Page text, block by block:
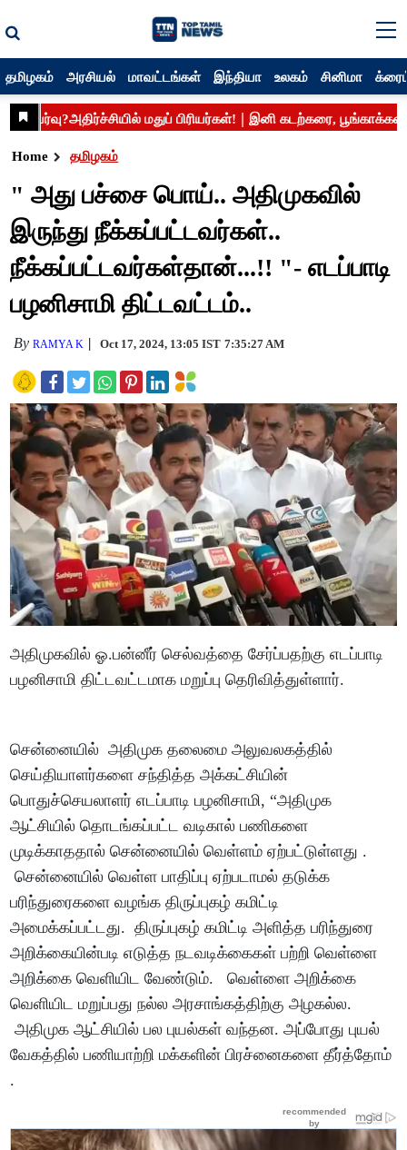
தமிழகம் அரசியல் மாவட்டங்கள் இந்தியா உலகம் சினிமா
Home தமிழகம்
" அது பச்சை பொய்.. அதிமுகவில்
இருந்து நீக்கப்பட்டவர்கள்..
நீக்கப்பட்டவர்கள்தான்...!! "- எடப்பாடி
பழனிசாமி திட்டவட்டம்..
ByRAMYA K Oct 17, 2024, 13:05 IST 7:35:27 AM
அதிமுகவில் ஓ.பன்னீர் செல்வத்தை சேர்ப்பதற்கு எடப்பாடி
பழனிசாமி திட்டவட்டமாக மறுப்பு தெரிவித்துள்ளார்.
சென்னையில் அதிமுக தலைமை அலுவலகத்தில்
செய்தியாளர்களை சந்தித்த அக்கட்சியின்
பொதுச்செயலாளர் எடப்பாடி பழனிசாமி, “அதிமுக
ஆட்சியில் தொடங்கப்பட்ட வடிகால் பணிகளை
முடிக்காததால் சென்னையில் வெள்ளம் ஏற்பட்டுள்ளது .
சென்னையில் வெள்ள பாதிப்பு ஏற்படாமல் தடுக்க
பரிந்துரைகளை வழங்க திருப்புகழ் கமிட்டி
அமைக்கப்பட்டது. திருப்புகழ் கமிட்டி அளித்த பரிந்துரை
அறிக்கையின்படி எடுத்த நடவடிக்கைகள் பற்றி வெள்ளை
அறிக்கை வெளியிட வேண்டும். வெள்ளை அறிக்கை
வெளியிட மறுப்பது நல்ல அரசாங்கத்திற்கு அழகல்ல.
அதிமுக ஆட்சியில் பல புயல்கள் வந்தன. அப்போது புயல்
வேகத்தில் பணியாற்றி மக்களின் பிரச்னைகளை தீர்த்தோம்
.